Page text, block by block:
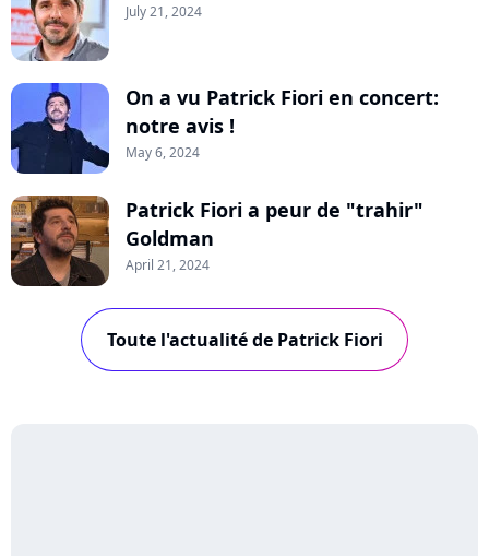
July 21, 2024
On a vu Patrick Fiori en concert:
notre avis !
May 6, 2024
Patrick Fiori a peur de "trahir"
Goldman
April 21, 2024
Toute l'actualité de Patrick Fiori